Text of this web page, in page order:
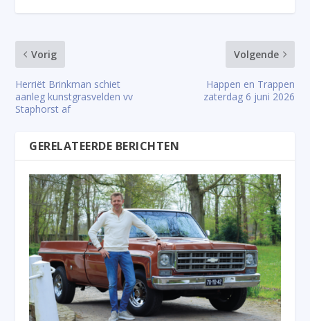
Vorig
Herriët Brinkman schiet
aanleg kunstgrasvelden vv
Staphorst af
Volgende
Happen en Trappen
zaterdag 6 juni 2026
GERELATEERDE BERICHTEN